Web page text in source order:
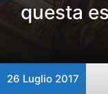
questa
26 Luglio 2017